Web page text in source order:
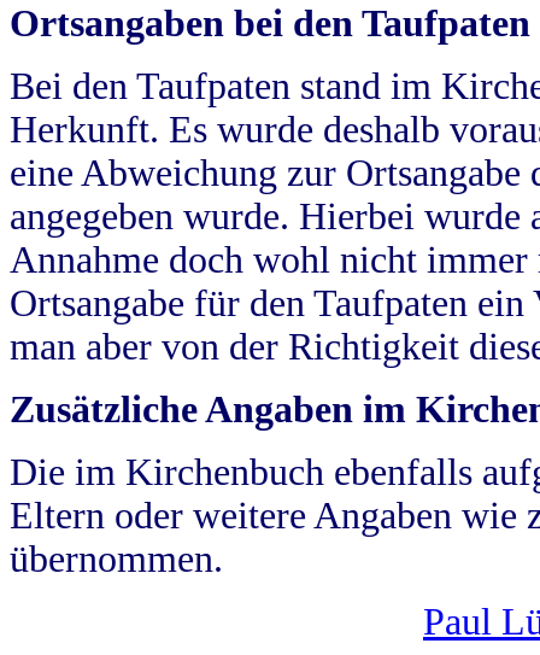
Ortsangaben bei den Taufpaten
Bei den Taufpaten stand im
Herkunft. Es wurde deshalb
eine Abweichung zur
angegeben wurde. Hierbei wurde
Annahme doch wohl nicht
Ortsangabe für den Taufpaten
man aber von der Richtigkeit
Zusätzliche Angaben im
Die im Kirchenbuch ebenfalls
Eltern oder weitere Angaben wie
übernommen.
Paul